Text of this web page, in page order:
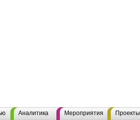
Аналитика Мероприятия Проекты